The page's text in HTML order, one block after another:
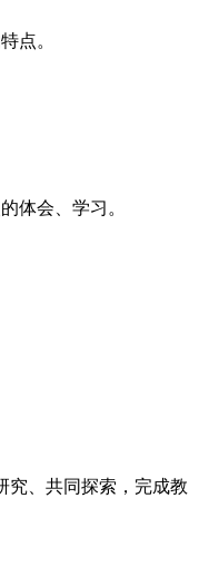
点。
会、学习。
、共同探索，完成教